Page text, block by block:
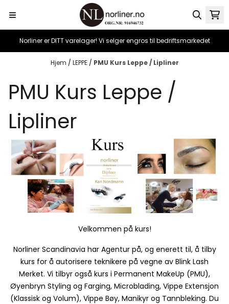
Hopp til innhold
Norliner er DITT varelager! Vi selger engros til bedriftsmarkedet
Hjem / LEPPE / PMU Kurs Leppe / Lipliner
PMU Kurs Leppe /
Lipliner
Velkommen på kurs!
Norliner Scandinavia har Agentur på, og enerett til, å tilby
kurs for å autorisere teknikere på vegne av Blink Lash
Merket. Vi tilbyr også kurs i Permanent MakeUp (PMU),
Øyenbryn Styling og Farging, Microblading, Vippe Extensjon
(Klassisk og Volum), Vippe Bøy, Manikyr og Tannbleking. Du